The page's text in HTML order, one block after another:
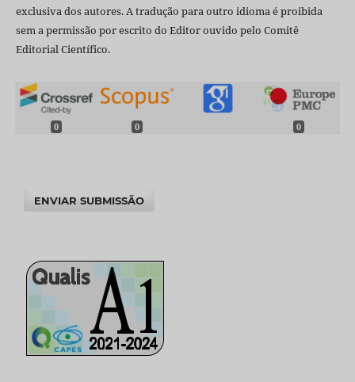
exclusiva dos autores. A tradução para outro idioma é proibida
sem a permissão por escrito do Editor ouvido pelo Comitê
Editorial Científico.
0 0 0
ENVIAR SUBMISSÃO